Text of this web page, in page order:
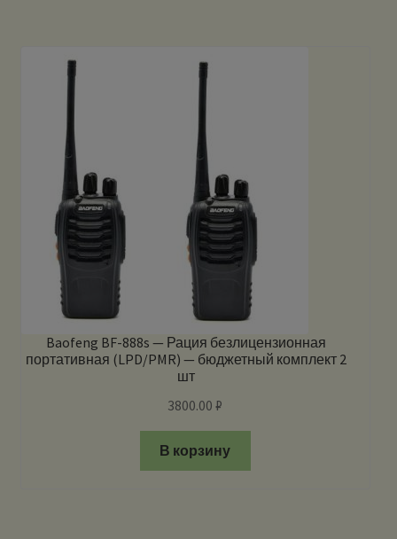
Baofeng BF-888s — Рация безлицензионная
портативная (LPD/PMR) — бюджетный комплект 2
шт
3800.00₽
В корзину